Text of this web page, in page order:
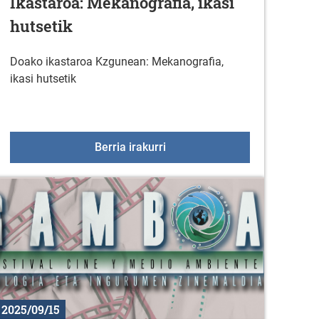
2025
hutsetik
Doako ikastaroa Kzgunean: Mekanografia,
ikasi hutsetik
Berria irakurriIkastaroa: Mekanografia,
2025/09/15